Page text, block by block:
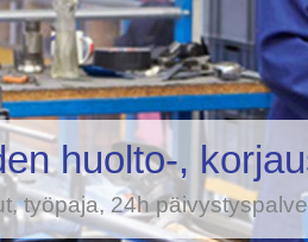
huolto-,
työpaja, 24h